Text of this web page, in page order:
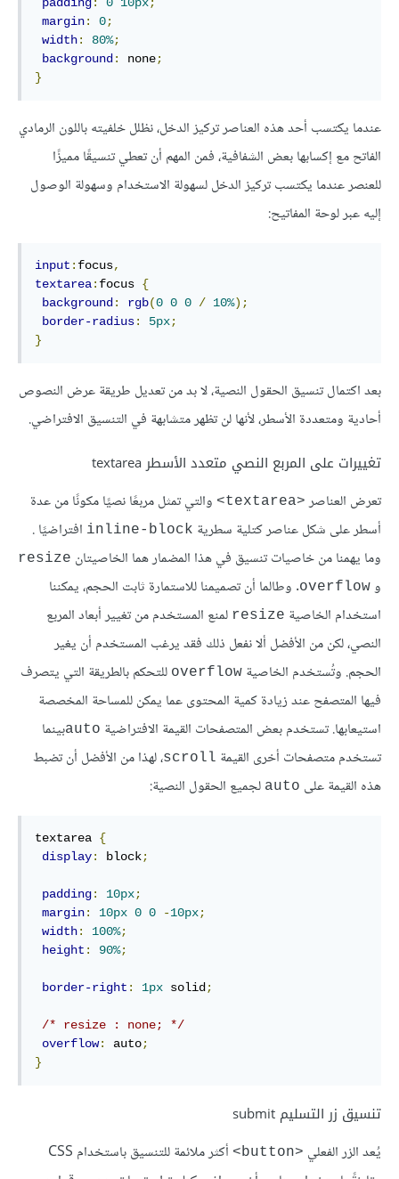
margin: 0;
width: 80%;
background : none;
}
عندما يكتسب أحد هذه العناصر تركيز الدخل، نظلل خلفيته باللون الرمادي
الفاتح مع إكسابها بعض الشفافية، فمن المهم أن تعطي تنسيقًا مميزًا
للعنصر عندما يكتسب تركيز الدخل لسهولة الاستخدام وسهولة الوصول
إليه عبر لوحة المفاتيح:
input : focus,
textarea: focus {
background : rgb(0 0 0 / 10%);
border-radius: 5px;
}
بعد اكتمال تنسيق الحقول النصية، لا بد من تعديل طريقة عرض النصوص
أحادية ومتعددة اﻷسطر، لأنها لن تظهر متشابهة في التنسيق الافتراضي.
تغييرات على المربع النصي متعدد الأسطر textarea
تعرض العناصر <textarea>
والتي تمثل مربعًا نصيًا مكونًا من عدة
أسطر على شكل عناصر كتلية سطرية inline-block افتراضيًا .
وما يهمنا من خاصيات تنسيق في هذا المضمار هما الخاصيتان resize
و overflow. وطالما أن تصميمنا للاستمارة ثابت الحجم، يمكننا
استخدام الخاصية resize لمنع المستخدم من تغيير أبعاد المربع
النصي، لكن من اﻷفضل ألا نفعل ذلك فقد يرغب المستخدم أن يغير
الحجم. وتُستخدم الخاصية overflow للتحكم بالطريقة التي يتصرف
فيها المتصفح عند زيادة كمية المحتوى عما يمكن للمساحة المخصصة
استيعابها. تستخدم بعض المتصفحات القيمة الافتراضية autoبينما
تستخدم متصفحات أخرى القيمة scroll، لهذا من اﻷفضل أن تضبط
هذه القيمة على auto لجميع الحقول النصية:
textarea {
display: block;
padding: 10px;
margin: 10px 0 0 -10px;
width: 100%;
height : 90%;
border-right : 1px solid ;
/* resize : none; */
overflow: auto;
}
تنسيق زر التسليم submit
يُعد الزر الفعلي <button>
أكثر ملائمة للتنسيق باستخدام CSS